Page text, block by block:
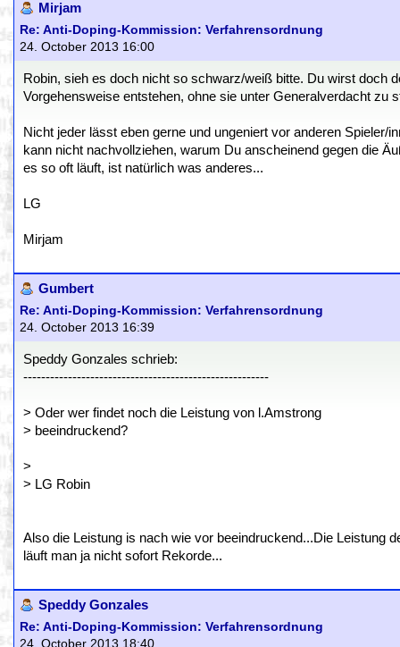
Mirjam
Re: Anti-Doping-Kommission: Verfahrensordnung
24. October 2013 16:00
Robin, sieh es doch nicht so schwarz/weiß bitte. Du wirst doch
Vorgehensweise entstehen, ohne sie unter Generalverdacht zu
Nicht jeder lässt eben gerne und ungeniert vor anderen
kann nicht nachvollziehen, warum Du anscheinend gegen die
es so oft läuft, ist natürlich was anderes...
LG
Mirjam
Gumbert
Re: Anti-Doping-Kommission: Verfahrensordnung
24. October 2013 16:39
Speddy Gonzales schrieb:
-------------------------------------------------------
> Oder wer findet noch die Leistung von l.Amstrong
> beeindruckend?
>
> LG Robin
Also die Leistung is nach wie vor beeindruckend...Die Leistung
läuft man ja nicht sofort Rekorde...
Speddy Gonzales
Re: Anti-Doping-Kommission: Verfahrensordnung
24. October 2013 18:40